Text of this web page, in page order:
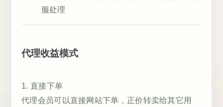
服处理
代理收益模式
1. 直接下单
代理会员可以直接网站下单，正价转卖给其它用